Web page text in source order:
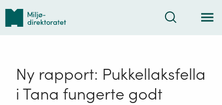
Tilbake
forsiden
Søk
Ny rapport: Pukkellaksfella
i Tana fungerte godt